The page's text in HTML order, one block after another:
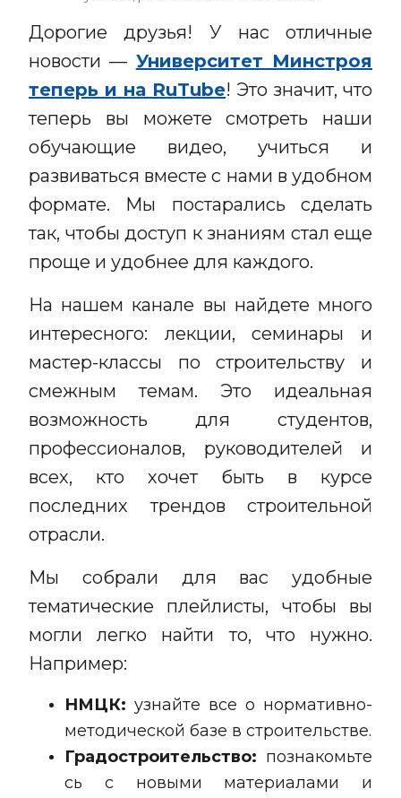
Дорогие друзья! У нас отличные
новости — Университет Минстроя
теперь и на RuTube! Это значит, что
теперь вы можете смотреть наши
обучающие видео, учиться и
развиваться вместе с нами в удобном
формате. Мы постарались сделать
так, чтобы доступ к знаниям стал еще
проще и удобнее для каждого.
На нашем канале вы найдете много
интересного: лекции, семинары и
мастер-классы по строительству и
смежным темам. Это идеальная
возможность для студентов,
профессионалов, руководителей и
всех, кто хочет быть в курсе
последних трендов строительной
отрасли.
Мы собрали для вас удобные
тематические плейлисты, чтобы вы
могли легко найти то, что нужно.
Например:
НМЦК: узнайте все о нормативно-
методической базе в строительстве.
Градостроительство: познакомьте
сь с новыми материалами и